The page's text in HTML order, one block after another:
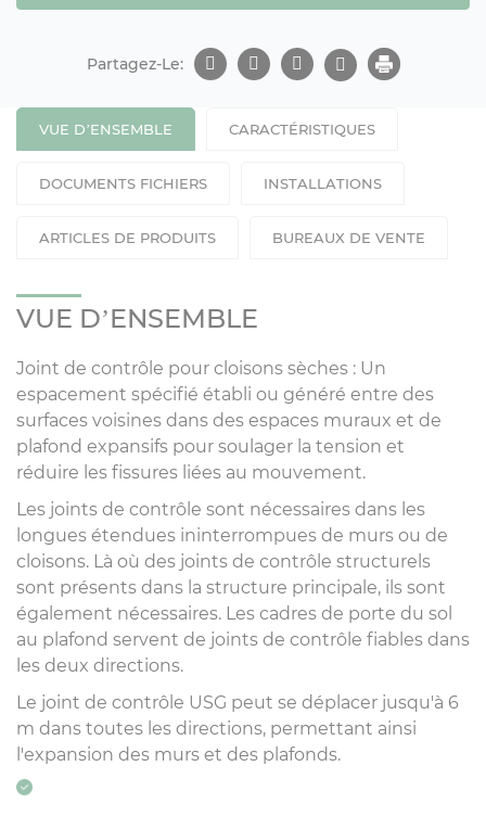
Partagez-Le:
VUE D’ENSEMBLE CARACTÉRISTIQUES
DOCUMENTS FICHIERS INSTALLATIONS
ARTICLES DE PRODUITS BUREAUX DE VENTE
VUE D’ENSEMBLE
Joint de contrôle pour cloisons sèches : Un
espacement spécifié établi ou généré entre des
surfaces voisines dans des espaces muraux et de
plafond expansifs pour soulager la tension et
réduire les fissures liées au mouvement.
Les joints de contrôle sont nécessaires dans les
longues étendues ininterrompues de murs ou de
cloisons. Là où des joints de contrôle structurels
sont présents dans la structure principale, ils sont
également nécessaires. Les cadres de porte du sol
au plafond servent de joints de contrôle fiables dans
les deux directions.
Le joint de contrôle USG peut se déplacer jusqu'à 6
m dans toutes les directions, permettant ainsi
l'expansion des murs et des plafonds.